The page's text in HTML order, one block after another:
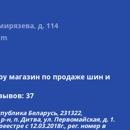
д. 114
магазин по продаже шин и
37
Беларусь, 231322,
н, п. Дитва, ул. Первомайская, д. 1.
с 12.03.2018г., рег. номер в